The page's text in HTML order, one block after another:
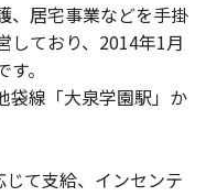
、居宅事業などを手掛
しており、2014年1月
。
袋線「大泉学園駅」か
て支給、インセンテ